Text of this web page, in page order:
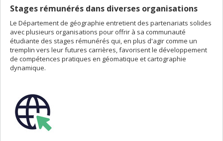
Stages rémunérés dans diverses organisations
Le Département de géographie entretient des partenariats solides
avec plusieurs organisations pour offrir à sa communauté
étudiante des stages rémunérés qui, en plus d'agir comme un
tremplin vers leur futures carrières, favorisent le développement
de compétences pratiques en géomatique et cartographie
dynamique.